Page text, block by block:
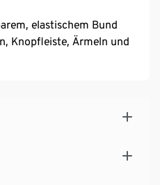
elastischem Bund
Knopfleiste, Ärmeln und